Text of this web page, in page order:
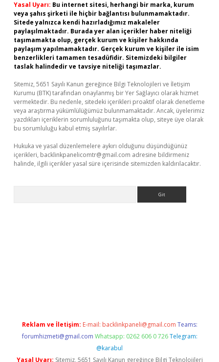
Yasal Uyarı: Bu internet sitesi, herhangi bir marka, kurum
veya şahıs şirketi ile hiçbir bağlantısı bulunmamaktadır.
Sitede yalnızca kendi hazırladığımız makaleler
paylaşılmaktadır. Burada yer alan içerikler haber niteliği
taşımamakta olup, gerçek kurum ve kişiler hakkında
paylaşım yapılmamaktadır. Gerçek kurum ve kişiler ile isim
benzerlikleri tamamen tesadüfidir. Sitemizdeki bilgiler
taslak halindedir ve tavsiye niteliği taşımazlar.
Sitemiz, 5651 Sayılı Kanun gereğince Bilgi Teknolojileri ve İletişim
Kurumu (BTK) tarafından onaylanmış bir Yer Sağlayıcı olarak hizmet
vermektedir. Bu nedenle, sitedeki içerikleri proaktif olarak denetleme
veya araştırma yükümlülüğümüz bulunmamaktadır. Ancak, üyelerimiz
yazdıkları içeriklerin sorumluluğunu taşımakta olup, siteye üye olarak
bu sorumluluğu kabul etmiş sayılırlar.
Hukuka ve yasal düzenlemelere aykırı olduğunu düşündüğünüz
içerikleri, backlinkpanelicomtr@gmail.com adresine bildirmeniz
halinde, ilgili içerikler yasal süre içerisinde sitemizden kaldırılacaktır.
Reklam ve İletişim: E-mail: backlinkpaneli@gmail.com Teams:
forumhizmeti@gmail.com Whatsapp: 0262 606 0 726 Telegram:
@karabul
Yasal Uyarı: Sitemiz, 5651 Sayılı Kanun gereğince Bilgi Teknolojileri